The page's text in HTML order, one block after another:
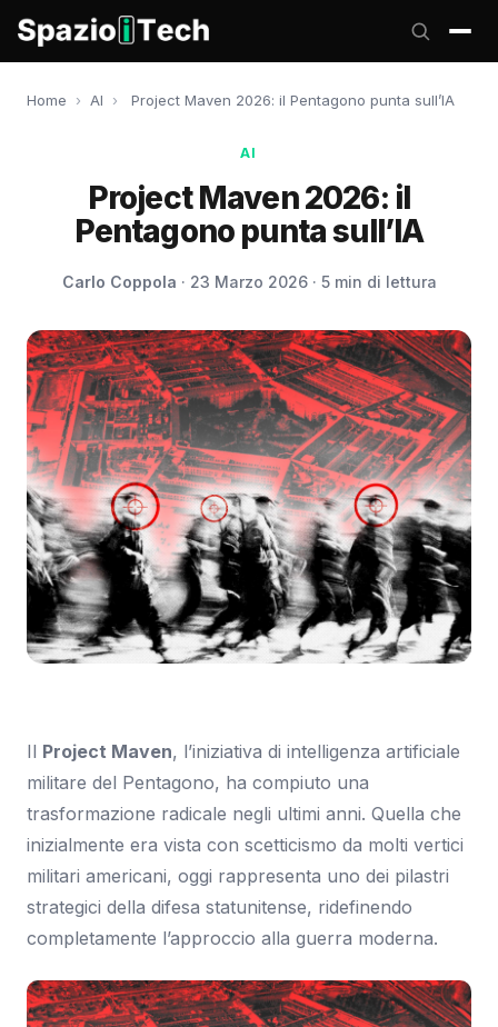
Home › AI › Project Maven 2026: il Pentagono punta sull’IA
AI
Project Maven 2026: il
Pentagono punta sull’IA
Carlo Coppola · 23 Marzo 2026 · 5 min di lettura
Il Project Maven, l’iniziativa di intelligenza artificiale
militare del Pentagono, ha compiuto una
trasformazione radicale negli ultimi anni. Quella che
inizialmente era vista con scetticismo da molti vertici
militari americani, oggi rappresenta uno dei pilastri
strategici della difesa statunitense, ridefinendo
completamente l’approccio alla guerra moderna.